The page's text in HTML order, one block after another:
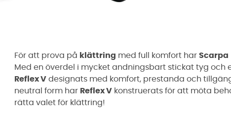
För att prova på klättring med full komfort har Scarpa
Med en överdel i mycket andningsbart stickat tyg och
Reflex V designats med komfort, prestanda och
neutral form har Reflex V konstruerats för att möta
rätta valet för klättring!